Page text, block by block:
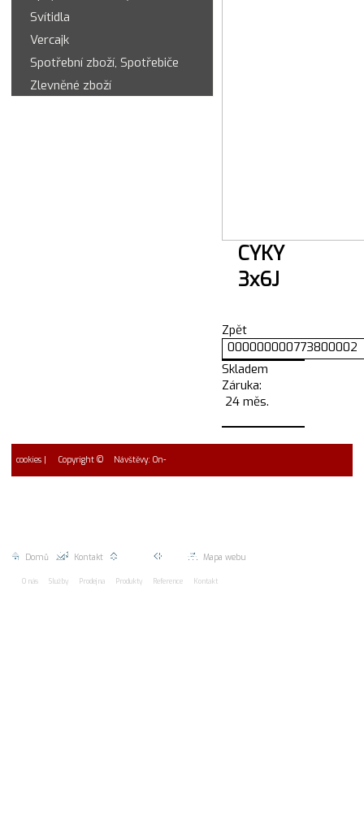
Svítidla
Vercajk
Spotřební zboží, Spotřebiče
Zlevněné zboží
CYKY
3x6J
Zpět
000000000773800002
Skladem
Záruka:
24 měs.
cookies | Copyright © Návštěvy: On-
Mapa webu
Nahoru |
Kontakt |
Domů |
O nás Služby Prodejna Produkty Reference Kontakt